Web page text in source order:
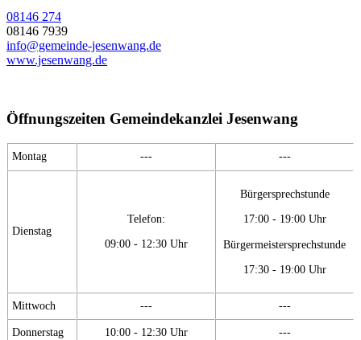
08146 274
08146 7939
info@gemeinde-jesenwang.de
www.jesenwang.de
Öffnungszeiten Gemeindekanzlei Jesenwang
Montag --- ---
Dienstag
Telefon:
09:00 - 12:30 Uhr
Bürgersprechstunde
17:00 - 19:00 Uhr
Bürgermeistersprechstunde
17:30 - 19:00 Uhr
Mittwoch --- ---
Donnerstag 10:00 - 12:30 Uhr ---